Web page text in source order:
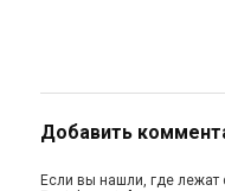
Добавить
Если вы нашли, где лежат